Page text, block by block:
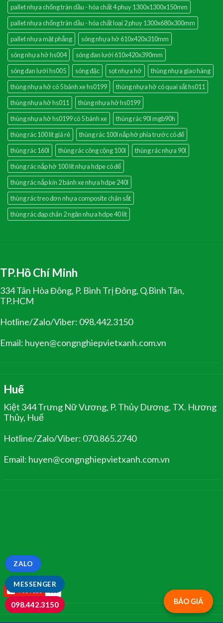
pallet nhựa chống tràn dầu - hóa chất 4 phuy 1300x1300x150mm
pallet nhựa chống tràn dầu - hóa chất loại 2 phuy 1300x680x300mm
pallet nhựa mặt phẳng
sóng nhựa hở 610x420x310mm
sóng nhựa hở hs004
sóng đan lưới 610x420x390mm
sóng đan lưới hs005
sóng đặc sọt nhựa hở
thùng nhựa giao hàng
thùng nhựa hở có 5 bánh xe hs0199
thùng nhựa hở có quai sắt hs011
thùng nhựa hở hs011
thùng nhựa hở hs0199
thùng nhựa hở hs0199 có 5 bánh xe
thùng rác 90l mgb90h
thùng rác 100 lít giá rẻ
thùng rác 100l nắp hở phía trước có đế
thùng rác 160l
thùng rác công cộng 100l
thùng rác nhựa 90l
thùng rác nắp hở 100 lít nhựa hdpe có đế
thùng rác nắp kín 2 bánh xe nhựa hdpe 240l
thùng rác treo đơn nhựa composite chân sắt
thùng rác đạp chân 2 ngăn nhựa hdpe 40 lít
TP.Hồ Chí Minh
334 Tân Hòa Đông, P. Bình Trị Đông, Q.Bình Tân,
TP.HCM
Hotline/Zalo/Viber: 098.442.3150
Email: huyen@congnghiepvietxanh.com.vn
Huế
Kiệt 344 Trưng Nữ Vương, P. Thủy Dương, TX. Hương
Thủy, Huế
Hotline/Zalo/Viber: 070.865.2740
Email: huyen@congnghiepvietxanh.com.vn
BÁO GIÁ
MESSENGER
ZALO
098.442.3150